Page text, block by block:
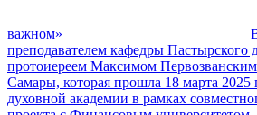
важном»
преподавателем кафедры Пастырского
протоиереем Максимом
Самары, которая прошла 18 марта 2025
духовной академии в рамках